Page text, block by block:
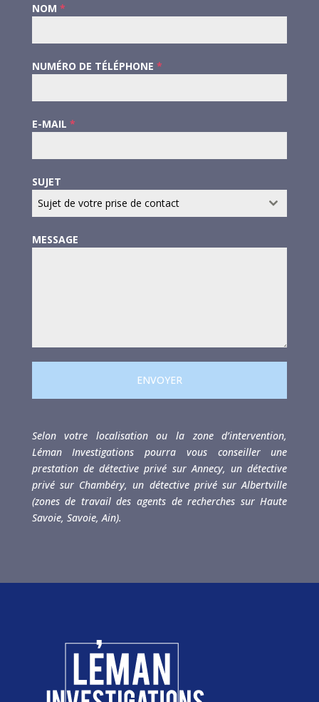
NOM *
NUMÉRO DE TÉLÉPHONE *
E-MAIL *
SUJET
Sujet de votre prise de contact
MESSAGE
ENVOYER
Selon votre localisation ou la zone d’intervention,
Léman Investigations pourra vous conseiller une
prestation de détective privé sur Annecy, un détective
privé sur Chambéry, un détective privé sur Albertville
(zones de travail des agents de recherches sur Haute
Savoie, Savoie, Ain).